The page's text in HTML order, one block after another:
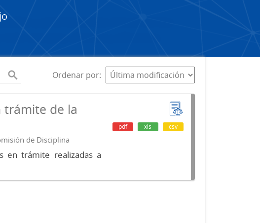
Ordenar por
trámite de la
de Disciplina
en trámite realizadas a
pdf xls csv